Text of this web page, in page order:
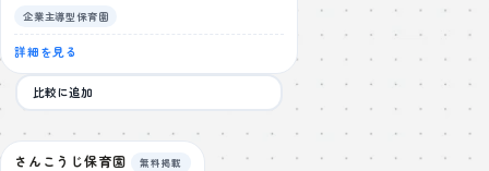
企業主導型保育園
詳細を見る
比較に追加
さんこうじ保育園 無料掲載